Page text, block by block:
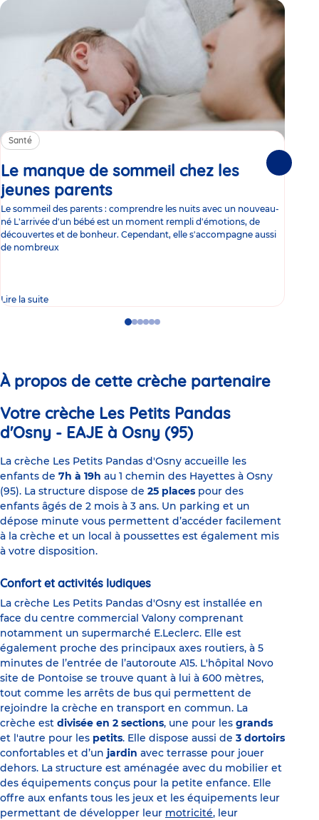
Santé
Le manque de sommeil chez les
jeunes parents
Le sommeil des parents : comprendre les nuits avec un nouveau-
né L'arrivée d'un bébé est un moment rempli d'émotions, de
découvertes et de bonheur. Cependant, elle s'accompagne aussi
de nombreux
Lire la suite
GoGoGoGo
GoGo
À propos de cette crèche partenaire
Votre crèche Les Petits Pandas
d'Osny - EAJE à Osny (95)
La crèche Les Petits Pandas d'Osny accueille les
enfants de 7h à 19h au 1 chemin des Hayettes à Osny
(95). La structure dispose de 25 places pour des
enfants âgés de 2 mois à 3 ans. Un parking et un
dépose minute vous permettent d’accéder facilement
à la crèche et un local à poussettes est également mis
à votre disposition.
Confort et activités ludiques
La crèche Les Petits Pandas d'Osny est installée en
face du centre commercial Valony comprenant
notamment un supermarché E.Leclerc. Elle est
également proche des principaux axes routiers, à 5
minutes de l’entrée de l’autoroute A15. L'hôpital Novo
site de Pontoise se trouve quant à lui à 600 mètres,
tout comme les arrêts de bus qui permettent de
rejoindre la crèche en transport en commun. La
crèche est divisée en 2 sections, une pour les grands
et l'autre pour les petits. Elle dispose aussi de 3 dortoirs
confortables et d’un jardin avec terrasse pour jouer
dehors. La structure est aménagée avec du mobilier et
des équipements conçus pour la petite enfance. Elle
offre aux enfants tous les jeux et les équipements leur
permettant de développer leur motricité, leur